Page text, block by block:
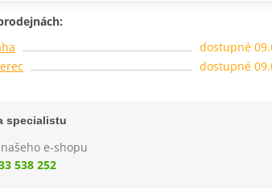
dostupné
dostupné
specialistu
e-shopu
538 252